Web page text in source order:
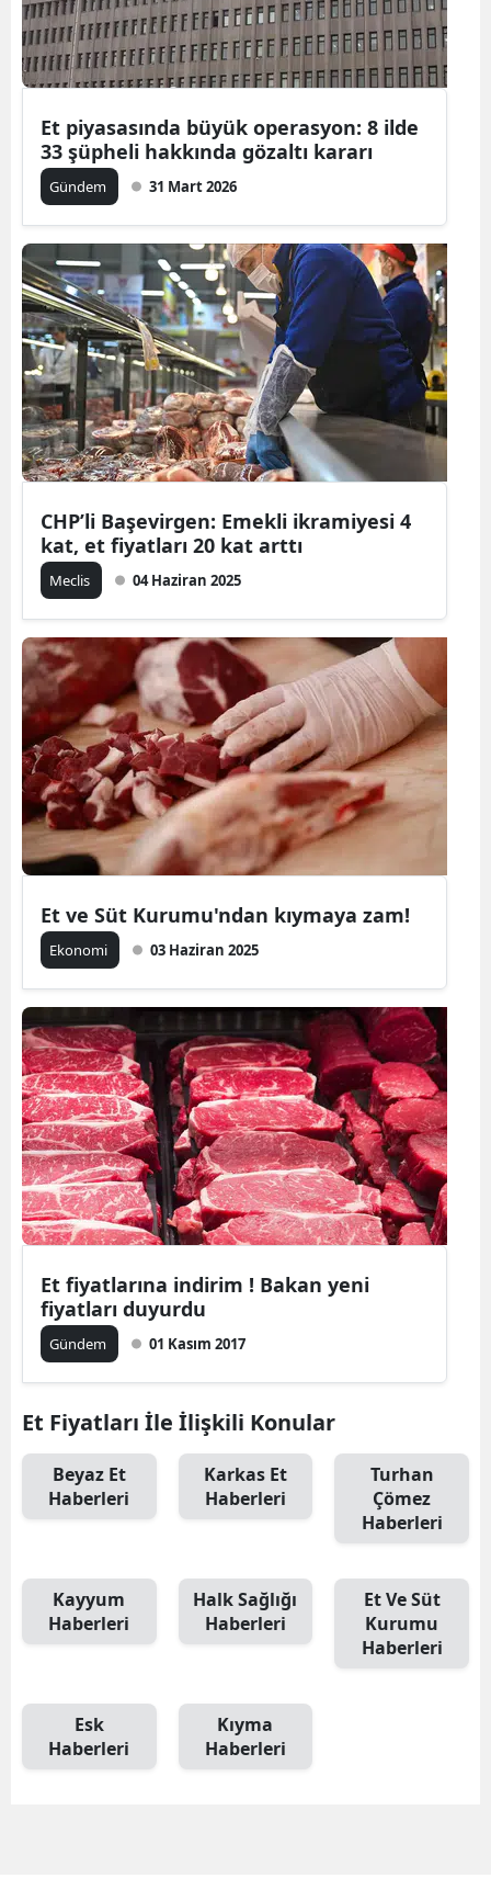
Et piyasasında büyük operasyon: 8 ilde
33 şüpheli hakkında gözaltı kararı
Gündem 31 Mart 2026
CHP’li Başevirgen: Emekli ikramiyesi 4
kat, et fiyatları 20 kat arttı
Meclis 04 Haziran 2025
Et ve Süt Kurumu'ndan kıymaya zam!
Ekonomi 03 Haziran 2025
Et fiyatlarına indirim ! Bakan yeni
fiyatları duyurdu
Gündem 01 Kasım 2017
Et Fiyatları İle İlişkili Konular
Beyaz Et
Haberleri
Karkas Et
Haberleri
Turhan
Çömez
Haberleri
Kayyum
Haberleri
Halk Sağlığı
Haberleri
Et Ve Süt
Kurumu
Haberleri
Esk
Haberleri
Kıyma
Haberleri